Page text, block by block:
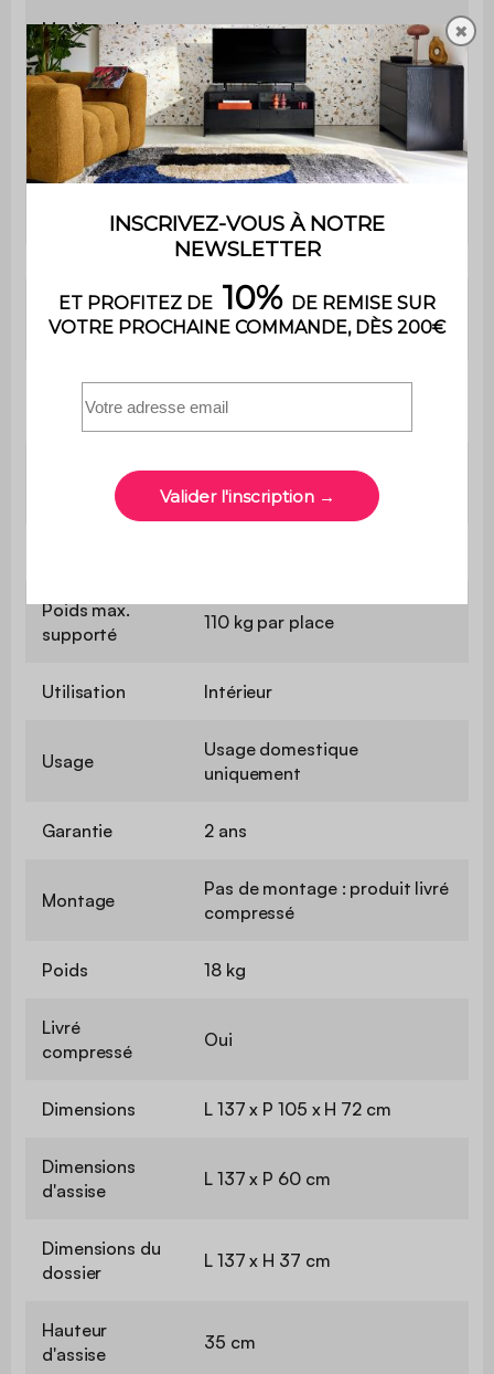
Matière de la
structure
Grammage du
tissu
500 g/m²
(30kg/m3)
Garnissage
dossier
Mousse polyuréthane
(30kg/m3)
Profondeur
d'assise
60 cm
Confort de
Poids max.
supporté
110 kg par place
Utilisation Intérieur
Usage
Usage domestique
uniquement
Garantie 2 ans
Montage
Pas de montage : produit livré
compressé
Poids 18 kg
Livré
compressé
Oui
Dimensions L 137 x P 105 x H 72 cm
Dimensions
d'assise
L 137 x P 60 cm
Dimensions du
dossier
L 137 x H 37 cm
Hauteur
d'assise
35 cm
✖